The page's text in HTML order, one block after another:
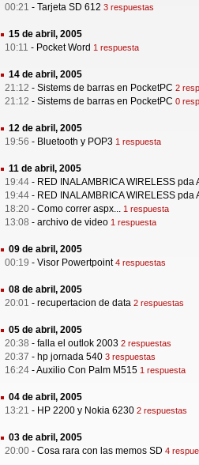
00:21 - Tarjeta SD 612 3 respuestas
15 de abril, 2005
10:11 - Pocket Word 1 respuesta
14 de abril, 2005
21:12 - Sistems de barras en PocketPC 2
21:12 - Sistems de barras en PocketPC 0
12 de abril, 2005
19:56 - Bluetooth y POP3 1 respuesta
11 de abril, 2005
19:44 - RED INALAMBRICA WIRELESS pda
19:44 - RED INALAMBRICA WIRELESS pda
18:20 - Como correr aspx... 1 respuesta
13:08 - archivo de video 1 respuesta
09 de abril, 2005
00:19 - Visor Powertpoint 4 respuestas
08 de abril, 2005
20:01 - recupertacion de data 2 respuestas
05 de abril, 2005
20:38 - falla el outlok 2003 2 respuestas
20:37 - hp jornada 540 3 respuestas
16:24 -Auxilio Con Palm M515 1 respuesta
04 de abril, 2005
13:21 - HP 2200 y Nokia 6230 2 respuestas
03 de abril, 2005
20:00 - Cosa rara con las memos SD 4